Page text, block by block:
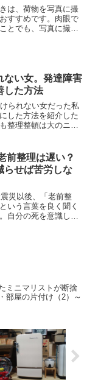
は、荷物を写真に撮
すすめです。肉眼で
とでも、写真に撮っ
ない女。発達障害
した方法
られない女だった私
した方法を紹介した
整理整頓は大のニガ
片付けられた。かつ
い...
前整理は遅い？
らせば苦労しな
災以後、「老前整
いう言葉を良く聞く
自分の死を意識した
ミニマリストが断捨
部屋の片付け（2）～